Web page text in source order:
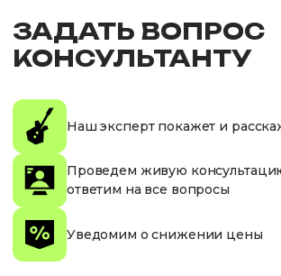
ЗАДАТЬ ВОПРОС
КОНСУЛЬТАНТУ
Наш эксперт покажет и
Проведем живую
ответим на все вопросы
Уведомим о снижении цены